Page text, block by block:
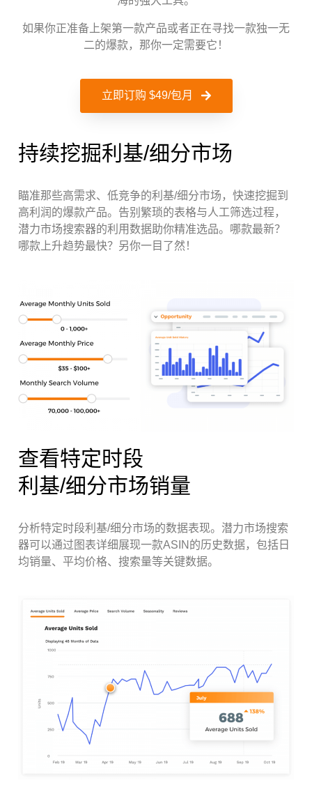
如果你正准备上架第一款产品或者正在寻找一款独一无
二的爆款，那你一定需要它！
立即订购 $49/包月
持续挖掘利基/细分市场
瞄准那些高需求、低竞争的利基/细分市场，快速挖掘到
高利润的爆款产品。告别繁琐的表格与人工筛选过程，
潜力市场搜索器的利用数据助你精准选品。哪款最新？
哪款上升趋势最快？另你一目了然！
查看特定时段
利基/细分市场销量
分析特定时段利基/细分市场的数据表现。潜力市场搜索
器可以通过图表详细展现一款ASIN的历史数据，包括日
均销量、平均价格、搜索量等关键数据。